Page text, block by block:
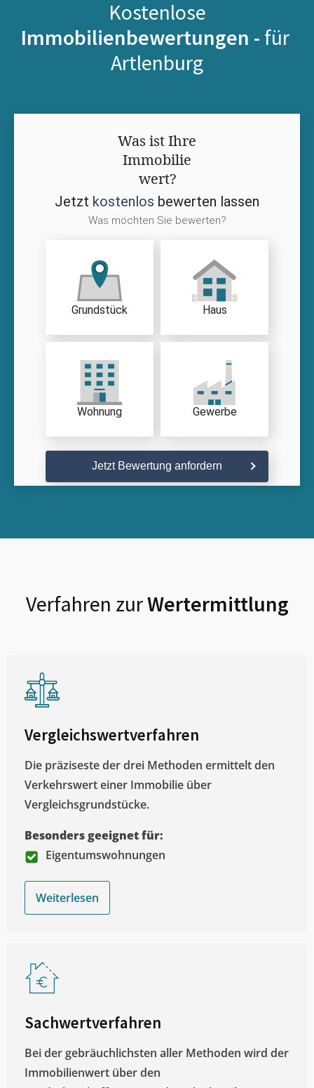
Kostenlose
Immobilienbewertungen - für
Artlenburg
Was ist Ihre
Immobilie
wert?
Jetzt kostenlos bewerten lassen
Was möchten Sie bewerten?
Grundstück Haus
Wohnung Gewerbe
Jetzt Bewertung anfordern
Verfahren zurWertermittlung
Vergleichswertverfahren
Die präziseste der drei Methoden ermittelt den
Verkehrswert einer Immobilie über
Vergleichsgrundstücke.
Besonders geeignet für:
Eigentumswohnungen
Weiterlesen
Sachwertverfahren
Bei der gebräuchlichsten aller Methoden wird der
Immobilienwert über den